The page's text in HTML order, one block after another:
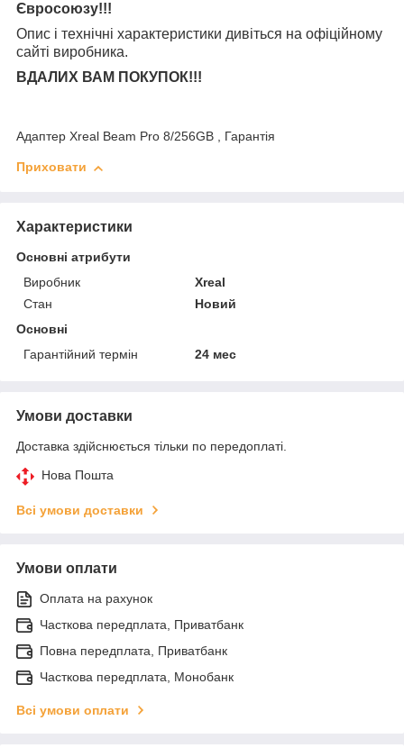
Євросоюзу!!!
Опис і технічні характеристики дивіться на офіційному
сайті виробника.
ВДАЛИХ ВАМ ПОКУПОК!!!
Адаптер Xreal Beam Pro 8/256GB , Гарантія
Приховати
Характеристики
Основні атрибути
Виробник
Xreal
Стан
Новий
Основні
Гарантійний термін
24 мес
Умови доставки
Доставка здійснюється тільки по передоплаті.
Нова Пошта
Всі умови доставки
Умови оплати
Оплата на рахунок
Часткова передплата, Приватбанк
Повна передплата, Приватбанк
Часткова передплата, Монобанк
Всі умови оплати